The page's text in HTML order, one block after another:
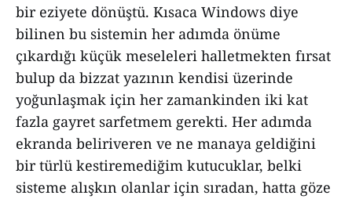
bir eziyete dönüştü. Kısaca Windows diye
bilinen bu sistemin her adımda önüme
çıkardığı küçük meseleleri halletmekten fırsat
bulup da bizzat yazının kendisi üzerinde
yoğunlaşmak için her zamankinden iki kat
fazla gayret sarfetmem gerekti. Her adımda
ekranda beliriveren ve ne manaya geldiğini
bir türlü kestiremediğim kutucuklar, belki
sisteme alışkın olanlar için sıradan, hatta göze